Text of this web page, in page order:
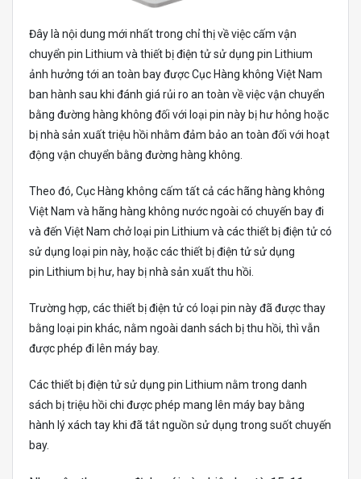
Đây là nội dung mới nhất trong chỉ thị về việc cấm vận
chuyển pin Lithium và thiết bị điện tử sử dụng pin Lithium
ảnh hưởng tới an toàn bay được Cục Hàng không Việt Nam
ban hành sau khi đánh giá rủi ro an toàn về việc vận chuyển
bằng đường hàng không đối với loại pin này bị hư hỏng hoặc
bị nhà sản xuất triệu hồi nhằm đảm bảo an toàn đối với hoạt
động vận chuyển bằng đường hàng không.
Theo đó, Cục Hàng không cấm tất cả các hãng hàng không
Việt Nam và hãng hàng không nước ngoài có chuyến bay đi
và đến Việt Nam chở loại pin Lithium và các thiết bị điện tử có
sử dụng loại pin này, hoặc các thiết bị điện tử sử dụng
pin Lithium bị hư, hay bị nhà sản xuất thu hồi.
Trường hợp, các thiết bị điện tử có loại pin này đã được thay
bằng loại pin khác, nằm ngoài danh sách bị thu hồi, thì vẫn
được phép đi lên máy bay.
Các thiết bị điện tử sử dụng pin Lithium nằm trong danh
sách bị triệu hồi chi được phép mang lên máy bay bằng
hành lý xách tay khi đã tắt nguồn sử dụng trong suốt chuyến
bay.